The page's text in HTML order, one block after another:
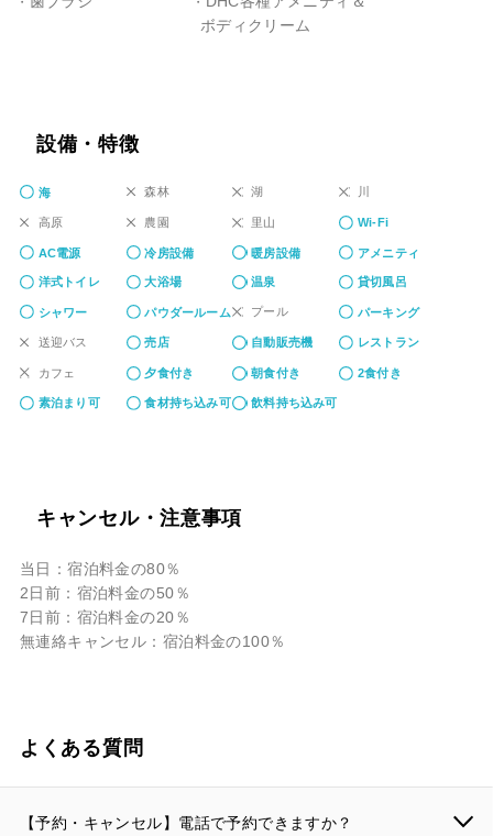
ボディクリーム
設備・特徴
海 森林 湖 川
高原 農園 里山 Wi-Fi
AC電源 冷房設備 暖房設備 アメニティ
洋式トイレ 大浴場 温泉 貸切風呂
シャワー パウダールーム プール パーキング
送迎バス 売店 自動販売機 レストラン
カフェ 夕食付き 朝食付き 2食付き
素泊まり可 食材持ち込み可 飲料持ち込み可
キャンセル・注意事項
当日：宿泊料金の80％
2日前：宿泊料金の50％
7日前：宿泊料金の20％
無連絡キャンセル：宿泊料金の100％
よくある質問
【予約・キャンセル】電話で予約できますか？